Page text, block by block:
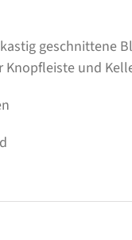
geschnittene
Knopfleiste und